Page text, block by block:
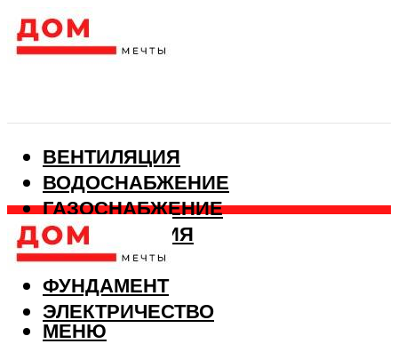
ВЕНТИЛЯЦИЯ
ВОДОСНАБЖЕНИЕ
ГАЗОСНАБЖЕНИЕ
КАНАЛИЗАЦИЯ
ОТОПЛЕНИЕ
ФУНДАМЕНТ
ЭЛЕКТРИЧЕСТВО
МЕНЮ